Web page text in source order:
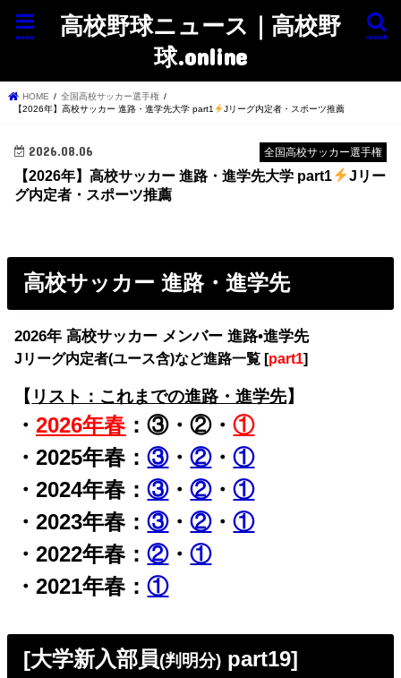
高校野球ニュース｜高校野
球.online
search
menu
HOME
全国高校サッカー選手権
【2026年】高校サッカー 進路・進学先大学 part1
Jリーグ内定者・スポーツ推薦
全国高校サッカー選手権
2026.08.06
【2026年】高校サッカー 進路・進学先大学 part1
Jリー
グ内定者・スポーツ推薦
高校サッカー 進路・進学先
2026年 高校サッカー メンバー 進路•進学先
Jリーグ内定者(ユース含)など進路一覧 [part1]
【 リスト：これまでの進路・進学先】
・2026年春：③・②・①
・2025年春：③・②・①
・2024年春：③・②・①
・2023年春：③・②・①
・2022年春：②・①
・2021年春：①
[大学新入部員(判明分) part19]